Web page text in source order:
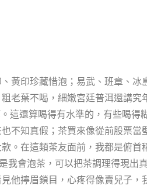
黃印珍藏惜泡；易武、班章、冰
老葉不喝，細嫩宮廷普洱還講究
這還算喝得有水準的，有些喝得
不知真假；茶買來像從前股票當
。在這類茶友面前，我都是俯首
我會泡茶，可以把茶調理得現出
他擰眉鎖目，心疼得像賣兒子，